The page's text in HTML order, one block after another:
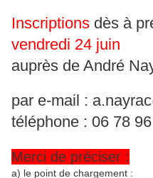
Inscriptions dès à
vendredi 24 juin
auprès de André
par e-mail :
téléphone : 06 78
Merci de préciser :
a) le point de chargement :